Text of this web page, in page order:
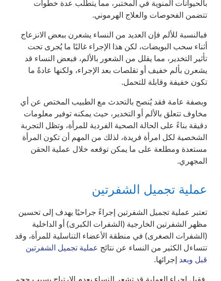
بالحيوانات المنوية في المختبر، مما يتطلب عدة خطوات
تتضمن الفحوصات والعلاج الهرموني.
فبالنسبة للألم فإن العديد من النساء يشعرن ببعض الانزعاج
أثناء سحب البويضات، لكن هذا الإجراء غالبًا ما يُجرى تحت
تأثير التخدير، مما يقلل من الشعور بالألم، فبعض النساء قد
يشعرن بألم خفيف أو تقلصات بعد الإجراء، ولكنها عادةً ما
تكون خفيفة وقابلة للتحمل.
وبصفة عامة فقد يُنصح بالتحدث مع الطبيب المختص عن أي
مخاوف تتعلق بالألم أو التخدير، حيث يمكنه توفير معلومات
دقيقة بناءً على الحالة الصحية الفردية للمرأة، وتظل التجربة
الشخصية لكل امرأة فريدة، لذلك من المهم أن تكون المرأة
مستعدة ومطلعة على ما يمكن توقعه خلال عملية الحقن
المجهري.
عملية تجميل الشفرتين
تعتبر عملية تجميل الشفرتين إجراءً جراحيًا يهدف إلى تحسين
مظهر الشفرتين الخارجية (الشفرات الكبرى) أو الداخلية
(الشفرات الصغرى) في منطقة الأعضاء التناسلية للمرأة، وقد
تتساءل الكثير من النساء عن نتائج عملية تجميل الشفرتين
قبل وبعد إجرائها.